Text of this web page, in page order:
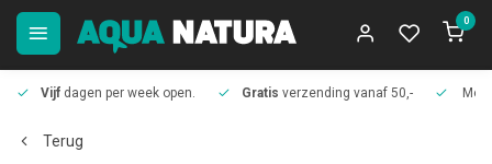
0
Vijf dagen per week open. Gratis verzending vanaf 50,-
Terug